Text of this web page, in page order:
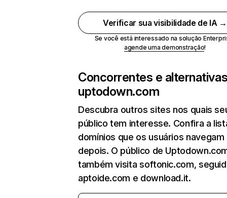
Verificar sua visibilidade de IA →
Se você está interessado na solução
agende uma demonstração!
Concorrentes e
uptodown.com
Descubra outros sites nos quais
público tem interesse. Confira a
domínios que os usuários navegam
depois. O público de
também visita softonic.com,
aptoide.com e download.it.